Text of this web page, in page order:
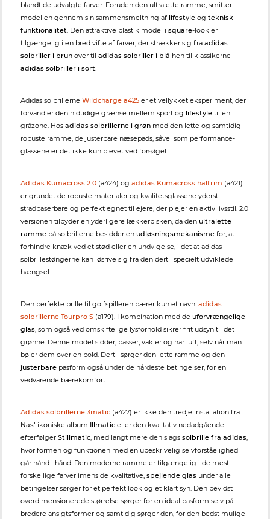
blandt de udvalgte farver. Foruden den ultralette ramme, smitter
modellen gennem sin sammensmeltning af lifestyle og teknisk
funktionalitet. Den attraktive plastik model i square-look er
tilgængelig i en bred vifte af farver, der strækker sig fra adidas
solbriller i brun over til adidas solbriller i blå hen til klassikerne
adidas solbriller i sort.
Adidas solbrillerne Wildcharge a425 er et vellykket eksperiment, der
forvandler den hidtidige grænse mellem sport og lifestyle til en
gråzone. Hos adidas solbrillerne i grøn med den lette og samtidig
robuste ramme, de justerbare næsepads, såvel som performance-
glassene er det ikke kun blevet ved forsøget.
Adidas Kumacross 2.0 (a424) og adidas Kumacross halfrim (a421)
er grundet de robuste materialer og kvalitetsglassene yderst
stradbaserbare og perfekt egnet til ejere, der plejer en aktiv livsstil. 2.0
versionen tilbyder en yderligere lækkerbisken, da den ultralette
ramme på solbrillerne besidder en udløsningsmekanisme for, at
forhindre knæk ved et stød eller en undvigelse, i det at adidas
solbrillestøngerne kan løsrive sig fra den dertil specielt udviklede
hængsel.
Den perfekte brille til golfspilleren bærer kun et navn: adidas
solbrillerne Tourpro S (a179). I kombination med de uforvrængelige
glas, som også ved omskiftelige lysforhold sikrer frit udsyn til det
grønne. Denne model sidder, passer, vakler og har luft, selv når man
bøjer dem over en bold. Dertil sørger den lette ramme og den
justerbare pasform også under de hårdeste betingelser, for en
vedvarende bærekomfort.
Adidas solbrillerne 3matic (a427) er ikke den tredje installation fra
Nas’ ikoniske album Illmatic eller den kvalitativ nedadgående
efterfølger Stillmatic, med langt mere den slags solbrille fra adidas,
hvor formen og funktionen med en ubeskrivelig selvforståelighed
går hånd i hånd. Den moderne ramme er tilgængelig i de mest
forskellige farver imens de kvalitative, spejlende glas under alle
betingelser sørger for et perfekt look og et klart syn. Den bevidst
overdimensionerede størrelse sørger for en ideal pasform selv på
bredere ansigtsformer og samtidig sørger den, for den bedst mulige